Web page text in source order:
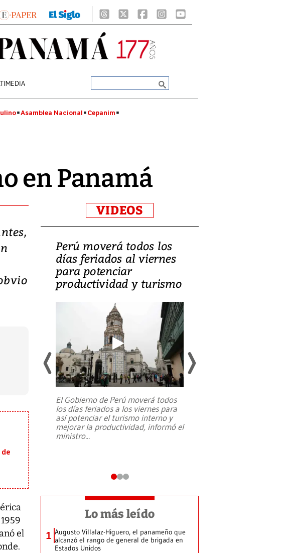
Asamblea Nacional Cepanim
en Panamá
de
el
VIDEOS
y
su
Perú moverá todos los
días feriados al viernes
para potenciar
productividad y turismo
El Gobierno de Perú moverá todos
los días feriados a los viernes para
así potenciar el turismo interno y
mejorar la productividad, informó el
ministro...
Lo más leído
1 Augusto Villalaz-Higuero, el panameño que
alcanzó el rango de general de brigada en
Estados Unidos